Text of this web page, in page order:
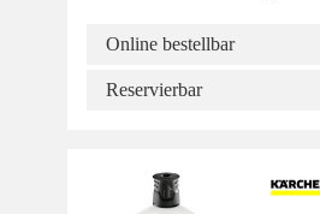
Online bestellbar
Reservierbar